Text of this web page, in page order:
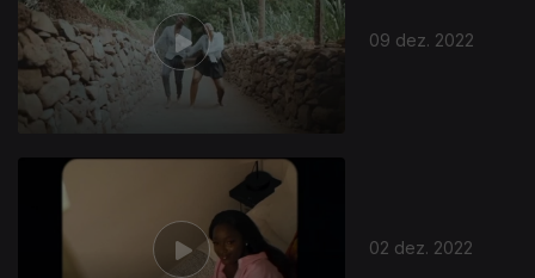
09 dez. 2022
02 dez. 2022